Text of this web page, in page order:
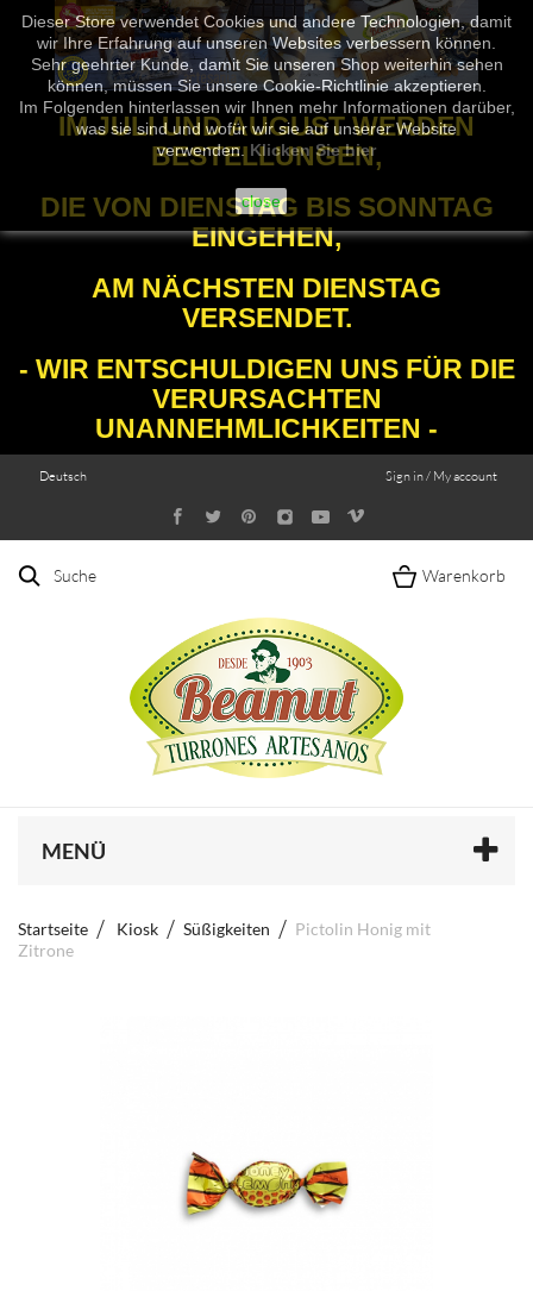
Dieser Store verwendet Cookies und andere Technologien, damit
wir Ihre Erfahrung auf unseren Websites verbessern können.
Sehr geehrter Kunde, damit Sie unseren Shop weiterhin sehen
können, müssen Sie unsere Cookie-Richtlinie akzeptieren.
Im Folgenden hinterlassen wir Ihnen mehr Informationen darüber,
was sie sind und wofür wir sie auf unserer Website
verwenden.Klicken Sie hier
close
IM JULI UND AUGUST WERDEN
BESTELLUNGEN,
DIE VON DIENSTAG BIS SONNTAG
EINGEHEN,
AM NÄCHSTEN DIENSTAG
VERSENDET.
- WIR ENTSCHULDIGEN UNS FÜR DIE
VERURSACHTEN
UNANNEHMLICHKEITEN -
Sign in / My account
Deutsch
Suche Warenkorb
MENÜ
Startseite Kiosk Süßigkeiten
Pictolin Honig mit
Zitrone